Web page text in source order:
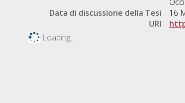
Data di discussione della Tesi
16
URI
Loading...